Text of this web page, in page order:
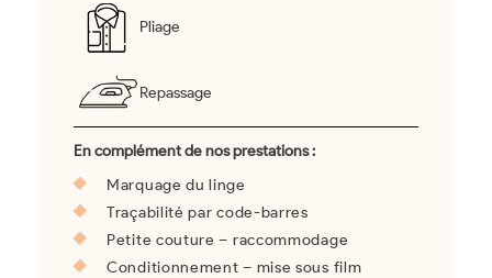
Pliage
Repassage
En complément de nos prestations :
Marquage du linge
Traçabilité par code-barres
Petite couture – raccommodage
Conditionnement – mise sous film